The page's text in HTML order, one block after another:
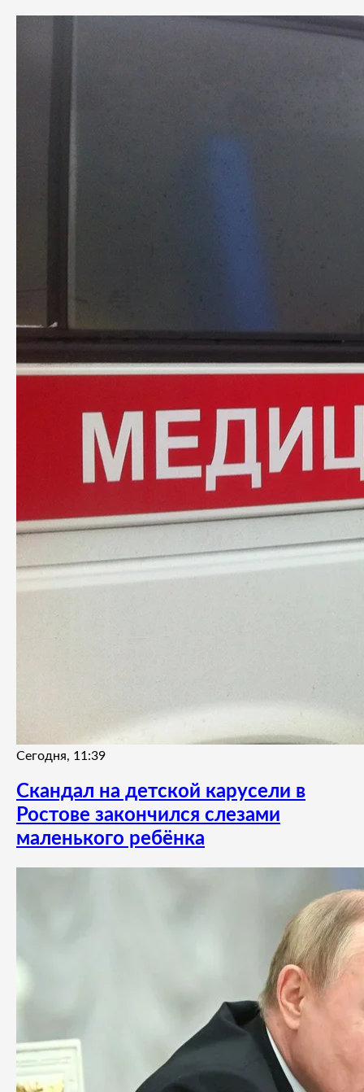
Сегодня, 11:39
Скандал на детской карусели в
Ростове закончился слезами
маленького ребёнка